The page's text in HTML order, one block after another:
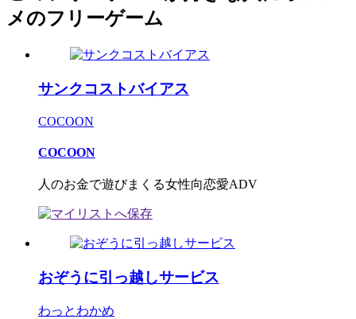
メのフリーゲーム
サンクコストバイアス
COCOON
COCOON
人のお金で遊びまくる女性向恋愛ADV
おぞうに引っ越しサービス
わっとわかめ